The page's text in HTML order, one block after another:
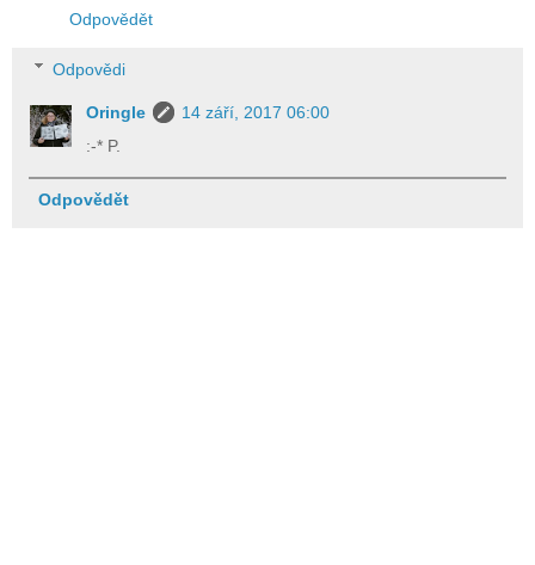
Odpovědět
Odpovědi
Oringle
14 září, 2017 06:00
:-* P.
Odpovědět